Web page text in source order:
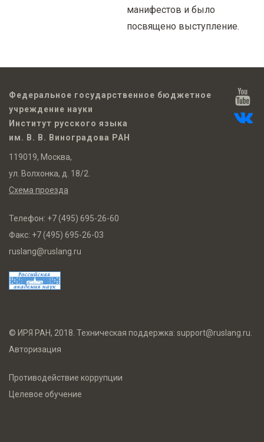
манифестов и было
посвящено выступление.
Федеральное государственное бюджетное
учреждение науки
Институт русского языка
им. В. В. Виноградова РАН
119019, Москва,
ул. Волхонка, д. 18/2.
Схема проезда
Телефон: +7 (495) 695-26-60
Факс: +7 (495) 695-26-03
ruslang@ruslang.ru
© ИРЯ РАН, 2018. Техническая поддержка: support@ruslang.ru
Авторизация
Противодействие коррупции
Целевое обучение